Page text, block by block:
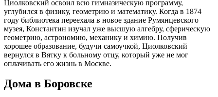
Циолковский освоил всю гимназическую программу,
углубился в физику, геометрию и математику. Когда в 1874
году библиотека переехала в новое здание Румянцевского
музея, Константин изучал уже высшую алгебру, сферическую
геометрию, астрономию, механику и химию. Получив
хорошее образование, будучи самоучкой, Циолковский
вернулся в Вятку к больному отцу, который уже не мог
оплачивать его жизнь в Москве.
Дома в Боровске